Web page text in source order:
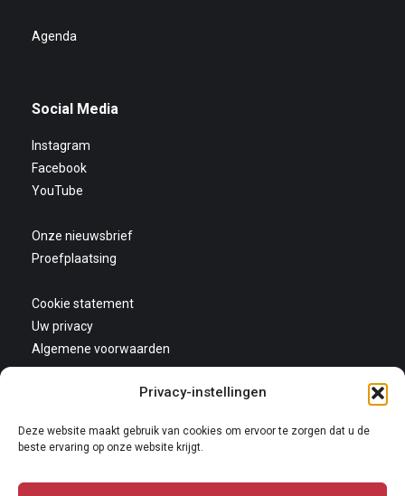
Privacy-instellingen
Deze website maakt gebruik van cookies om ervoor te zorgen dat u de
beste ervaring op onze website krijgt.
Agenda
Social Media
Instagram
Facebook
YouTube
Onze nieuwsbrief
Proefplaatsing
Cookie statement
Uw privacy
Algemene voorwaarden